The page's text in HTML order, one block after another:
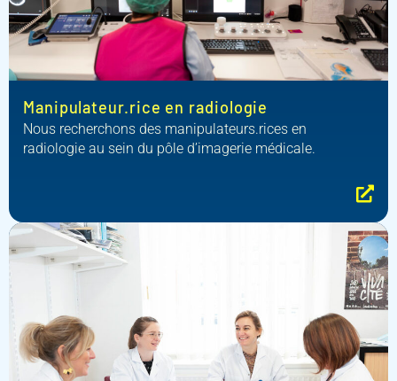
Manipulateur.rice en radiologie
Nous recherchons des manipulateurs.rices en
radiologie au sein du pôle d’imagerie médicale.